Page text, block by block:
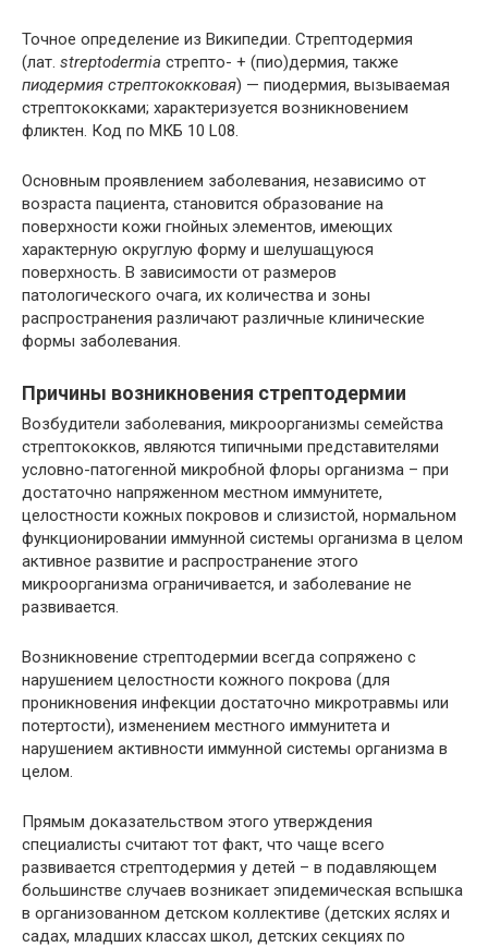
Точное определение из Википедии. Стрептодермия
(лат. streptodermia стрепто- + (пио)дермия, также
пиодермия стрептококковая) — пиодермия, вызываемая
стрептококками; характеризуется возникновением
фликтен. Код по МКБ 10 L08.
Основным проявлением заболевания, независимо от
возраста пациента, становится образование на
поверхности кожи гнойных элементов, имеющих
характерную округлую форму и шелушащуюся
поверхность. В зависимости от размеров
патологического очага, их количества и зоны
распространения различают различные клинические
формы заболевания.
Причины возникновения стрептодермии
Возбудители заболевания, микроорганизмы семейства
стрептококков, являются типичными представителями
условно-патогенной микробной флоры организма – при
достаточно напряженном местном иммунитете,
целостности кожных покровов и слизистой, нормальном
функционировании иммунной системы организма в целом
активное развитие и распространение этого
микроорганизма ограничивается, и заболевание не
развивается.
Возникновение стрептодермии всегда сопряжено с
нарушением целостности кожного покрова (для
проникновения инфекции достаточно микротравмы или
потертости), изменением местного иммунитета и
нарушением активности иммунной системы организма в
целом.
Прямым доказательством этого утверждения
специалисты считают тот факт, что чаще всего
развивается стрептодермия у детей – в подавляющем
большинстве случаев возникает эпидемическая вспышка
в организованном детском коллективе (детских яслях и
садах, младших классах школ, детских секциях по